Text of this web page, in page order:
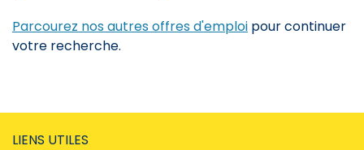
Parcourez nos autres offres d'emploi pour continuer
votre recherche.
LIENS UTILES